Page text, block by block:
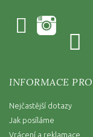
INFORMACE
Nejčastější dotazy
Jak posíláme
Vrácení a reklamace